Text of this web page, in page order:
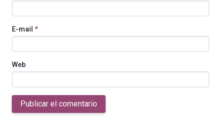
E-mail *
Web
Publicar el comentario